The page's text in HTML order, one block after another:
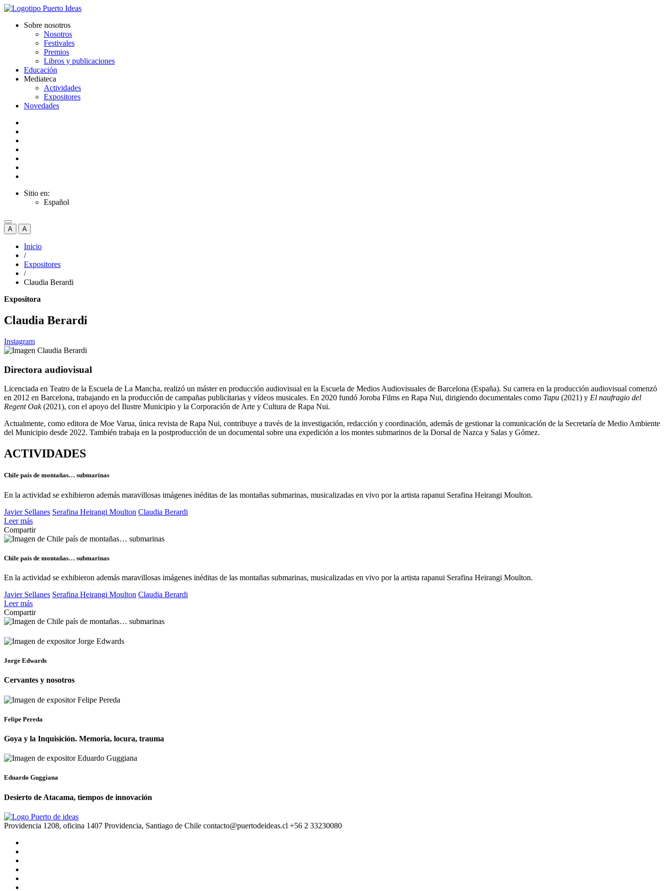
Sobre nosotros
Nosotros
Festivales
Premios
Libros y publicaciones
Educación
Mediateca
Actividades
Expositores
Novedades
Sitio en:
Español
A A
Inicio
/
Expositores
/
Claudia Berardi
Expositora
Claudia Berardi
Instagram
Directora audiovisual
Licenciada en Teatro de la Escuela de La Mancha, realizó un máster en producción audiovisual en la Escuela de Medios Audiovisuales de Barcelona (España). Su carrera en la producción audiovisual comenzó
en 2012 en Barcelona, ​​trabajando en la producción de campañas publicitarias y vídeos musicales. En 2020 fundó Joroba Films en Rapa Nui, dirigiendo documentales como Tapu (2021) y El naufragio del
Regent Oak(2021), con el apoyo del Ilustre Municipio y la Corporación de Arte y Cultura de Rapa Nui.
Actualmente, como editora de Moe Varua, única revista de Rapa Nui, contribuye a través de la investigación, redacción y coordinación, además de gestionar la comunicación de la Secretaría de Medio Ambiente
del Municipio desde 2022. También trabaja en la postproducción de un documental sobre una expedición a los montes submarinos de la Dorsal de Nazca y Salas y Gómez.
ACTIVIDADES
Chile país de montañas… submarinas
En la actividad se exhibieron además maravillosas imágenes inéditas de las montañas submarinas, musicalizadas en vivo por la artista rapanui Serafina Heirangi Moulton.
Javier Sellanes Serafina Heirangi Moulton Claudia Berardi
Leer más
Compartir
Chile país de montañas… submarinas
En la actividad se exhibieron además maravillosas imágenes inéditas de las montañas submarinas, musicalizadas en vivo por la artista rapanui Serafina Heirangi Moulton.
Javier Sellanes Serafina Heirangi Moulton Claudia Berardi
Leer más
Compartir
Jorge Edwards
Cervantes y nosotros
Felipe Pereda
Goya y la Inquisición. Memoria, locura, trauma
Eduardo Guggiana
Desierto de Atacama, tiempos de innovación
Providencia 1208, oficina 1407 Providencia, Santiago de Chile contacto@puertodeideas.cl +56 2 33230080